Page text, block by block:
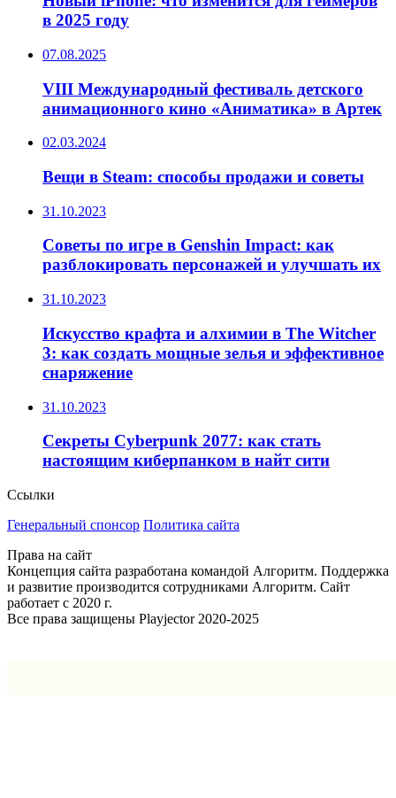
в 2025 году
07.08.2025
VIII Международный фестиваль детского
анимационного кино «Аниматика» в Артек
02.03.2024
Вещи в Steam: способы продажи и советы
31.10.2023
Советы по игре в Genshin Impact: как
разблокировать персонажей и улучшать их
31.10.2023
Искусство крафта и алхимии в The Witcher
3: как создать мощные зелья и эффективное
снаряжение
31.10.2023
Секреты Cyberpunk 2077: как стать
настоящим киберпанком в найт сити
Ссылки
Генеральный спонсор Политика сайта
Права на сайт
Концепция сайта разработана командой Алгоритм. Поддержка
и развитие производится сотрудниками Алгоритм. Сайт
работает с 2020 г.
Все права защищены Playjector 2020-2025